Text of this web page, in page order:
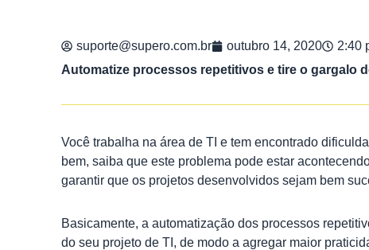
suporte@supero.com.br outubro 14, 2020 2:40
Automatize processos repetitivos e tire o gargalo
Você trabalha na área de TI e tem encontrado
bem, saiba que este problema pode estar
garantir que os projetos desenvolvidos sejam bem
Basicamente, a automatização dos processos
do seu projeto de TI, de modo a agregar maior